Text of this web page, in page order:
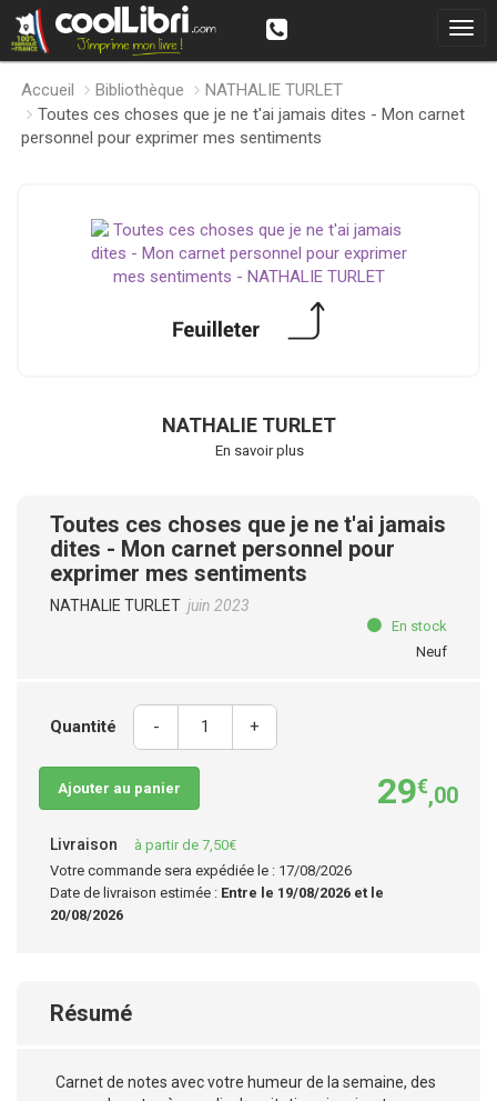
Accueil Bibliothèque
NATHALIE TURLET
Toutes ces choses que je ne t'ai jamais dites - Mon carnet
personnel pour exprimer mes sentiments
NATHALIE TURLET
En savoir plus
Toutes ces choses que je ne t'ai jamais
dites - Mon carnet personnel pour
exprimer mes sentiments
NATHALIE TURLET juin 2023
En stock
Neuf
Quantité - +
Ajouter au panier 29€,00
Livraison
à partir de 7,50€
Votre commande sera expédiée le : 17/08/2026
Date de livraison estimée : Entre le 19/08/2026 et le
20/08/2026
Résumé
Carnet de notes avec votre humeur de la semaine, des